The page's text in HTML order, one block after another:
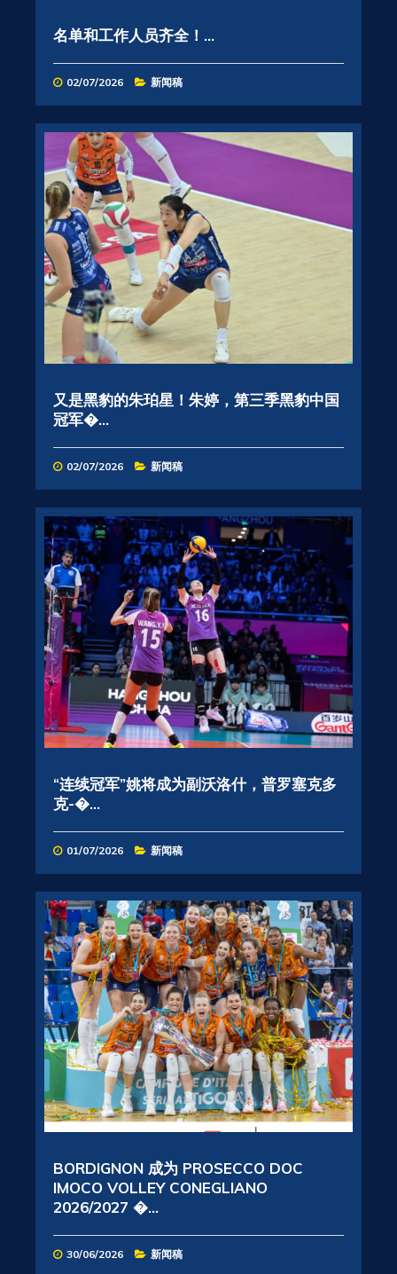
名单和工作人员齐全！...
02/07/2026 新闻稿
又是黑豹的朱珀星！朱婷，第三季黑豹中国
冠军�...
02/07/2026 新闻稿
“连续冠军”姚将成为副沃洛什，普罗塞克多
克-�...
01/07/2026 新闻稿
BORDIGNON 成为 PROSECCO DOC
IMOCO VOLLEY CONEGLIANO
2026/2027 �...
30/06/2026 新闻稿